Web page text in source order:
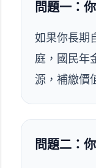
問題一：
如果你長期
庭，國民年
源，補繳價
問題二：